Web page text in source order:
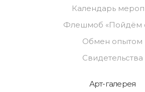
Календарь
Флешмоб «Пойдём
Обмен опытом
Свидетельства
Арт-галерея